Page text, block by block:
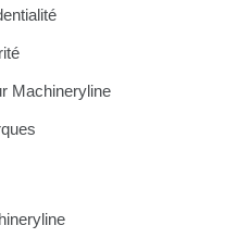
Machineryline